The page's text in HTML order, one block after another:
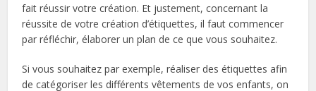
fait réussir votre création. Et justement, concernant la
réussite de votre création d’étiquettes, il faut commencer
par réfléchir, élaborer un plan de ce que vous souhaitez.
Si vous souhaitez par exemple, réaliser des étiquettes afin
de catégoriser les différents vêtements de vos enfants, on